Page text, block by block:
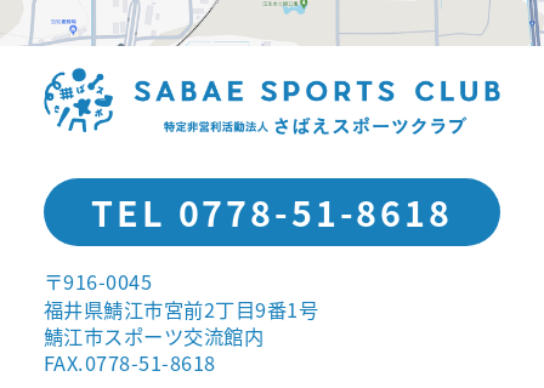
TEL 0778-51-8618
〒916-0045
福井県鯖江市宮前2丁目9番1号
鯖江市スポーツ交流館内
FAX.0778-51-8618